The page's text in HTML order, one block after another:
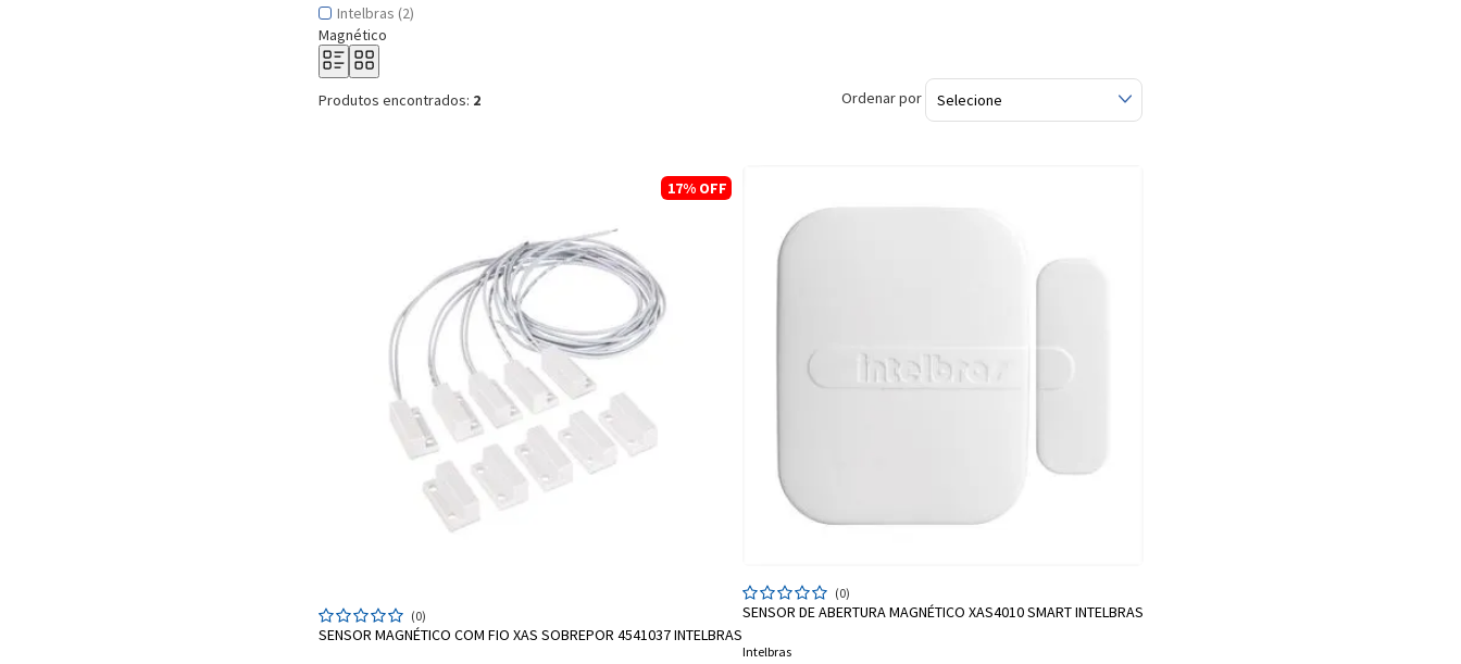
Cartão de crédito
Intelbras (2)
Magnético
Produtos encontrados: 2 Ordenar por
17% OFF
(0)
SENSOR MAGNÉTICO COM FIO XAS SOBREPOR 4541037 INTELBRAS
(0)
SENSOR DE ABERTURA MAGNÉTICO XAS4010 SMART INTELBRAS
Intelbras